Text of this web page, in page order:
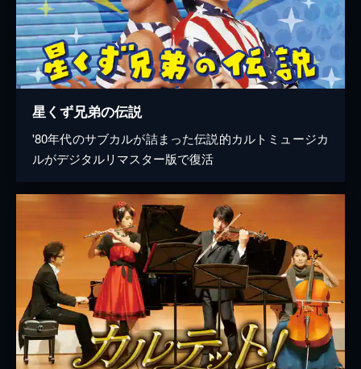
星くず兄弟の伝説
'80年代のサブカルが詰まった伝説的カルトミュージカ
ルがデジタルリマスター版で復活